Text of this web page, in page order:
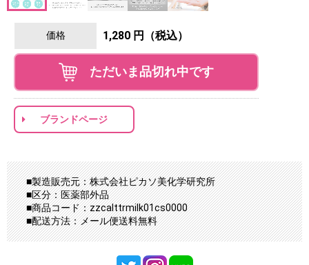
価格 1,280 円（税込）
ただいま品切れ中です
ブランドページ
■製造販売元：株式会社ピカソ美化学研究所
■区分：医薬部外品
■商品コード：zzcalttrmilk01cs0000
■配送方法：メール便送料無料